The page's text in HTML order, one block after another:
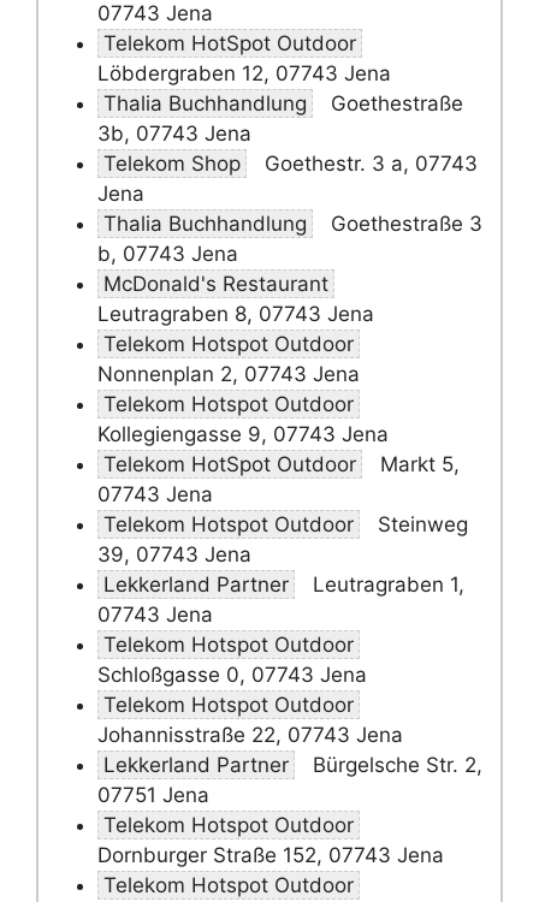
07743 Jena
Telekom HotSpot Outdoor
Löbdergraben 12, 07743 Jena
Thalia Buchhandlung
Goethestraße
3b, 07743 Jena
Telekom Shop
Goethestr. 3 a, 07743
Jena
Thalia Buchhandlung
Goethestraße 3
b, 07743 Jena
McDonald's Restaurant
Leutragraben 8, 07743 Jena
Telekom Hotspot Outdoor
Nonnenplan 2, 07743 Jena
Telekom Hotspot Outdoor
Kollegiengasse 9, 07743 Jena
Telekom HotSpot Outdoor
Markt 5,
07743 Jena
Telekom Hotspot Outdoor
Steinweg
39, 07743 Jena
Lekkerland Partner
Leutragraben 1,
07743 Jena
Telekom Hotspot Outdoor
Schloßgasse 0, 07743 Jena
Telekom Hotspot Outdoor
Johannisstraße 22, 07743 Jena
Lekkerland Partner
Bürgelsche Str. 2,
07751 Jena
Telekom Hotspot Outdoor
Dornburger Straße 152, 07743 Jena
Telekom Hotspot Outdoor